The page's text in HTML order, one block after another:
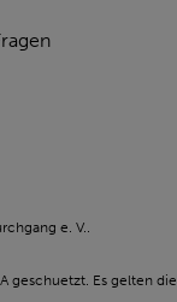
e. V..
geschuetzt. Es gelten die